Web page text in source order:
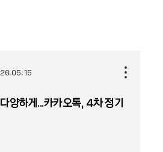
양하게...카카오톡, 4차 정기